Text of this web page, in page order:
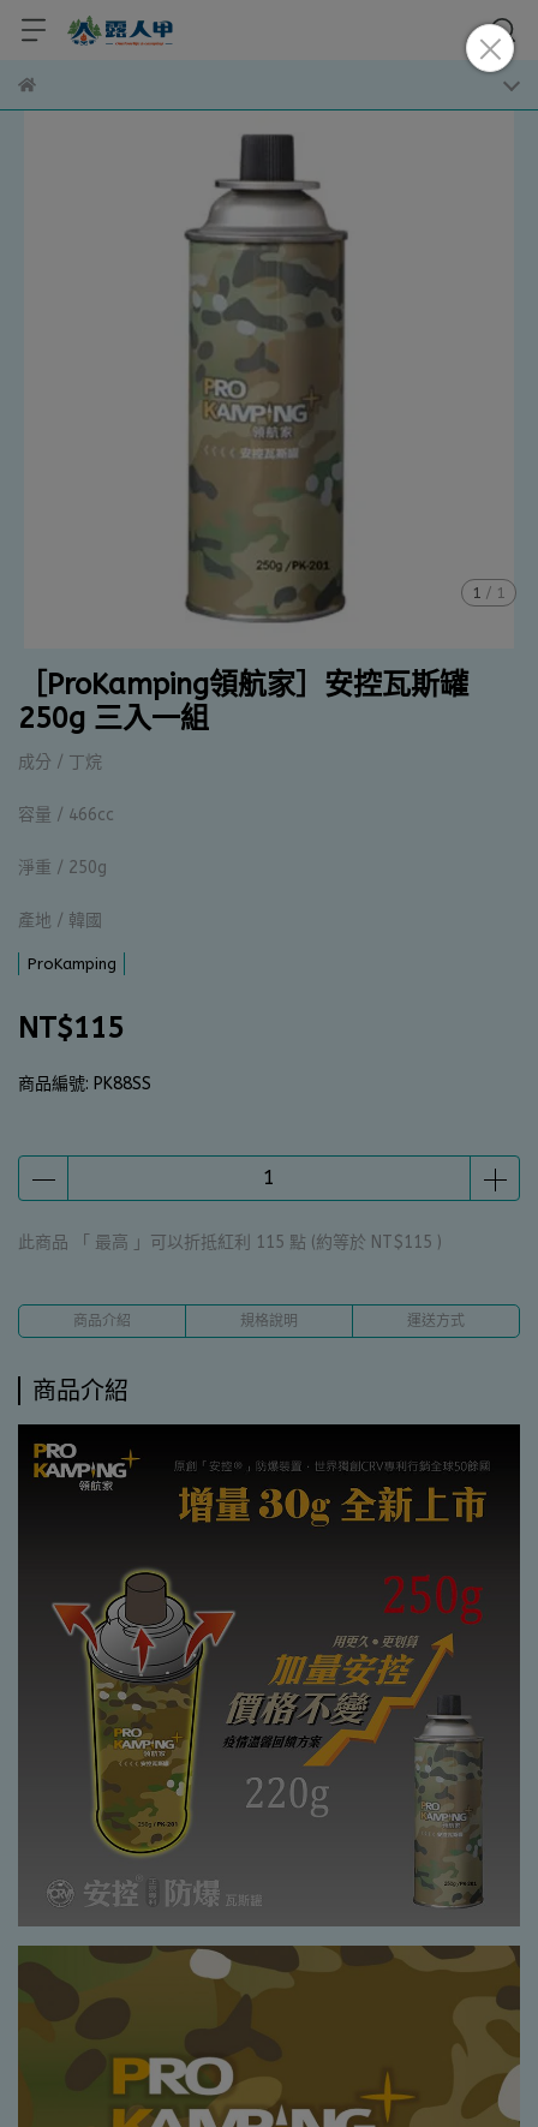
1 / 1
［ProKamping領航家］安控瓦斯罐
250g 三入一組
成分 / 丁烷
容量 / 466cc
淨重 / 250g
產地 / 韓國
ProKamping
NT$115
商品編號: PK88SS
此商品 「 最高 」可以折抵紅利 115 點 (約等於 NT$115 )
商品介紹 規格說明 運送方式
商品介紹